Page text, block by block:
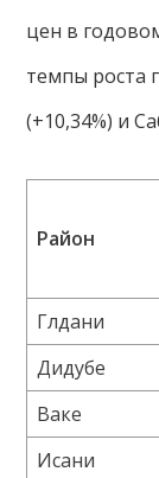
цен в
темпы роста
(+10,34%) и
Район
Глдани
Дидубе
Ваке
Исани